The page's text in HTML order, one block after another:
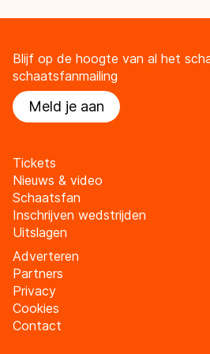
Blijf op de hoogte van al het
schaatsfanmailing
Meld je aan
Tickets
Nieuws & video
Schaatsfan
Inschrijven wedstrijden
Uitslagen
Adverteren
Partners
Privacy
Cookies
Contact